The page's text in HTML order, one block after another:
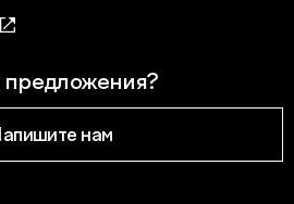
предложения?
нам